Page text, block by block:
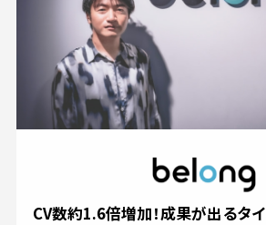
CV数約1.6倍増加！成果が出るタイ